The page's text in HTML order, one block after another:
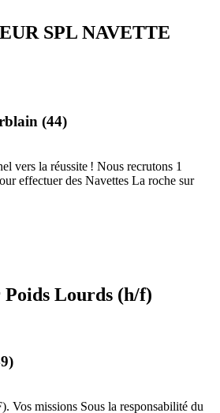
SPL NAVETTE
(44)
vers la réussite ! Nous recrutons 1
effectuer des Navettes La roche sur
Poids Lourds (h/f)
Vos missions Sous la responsabilité du